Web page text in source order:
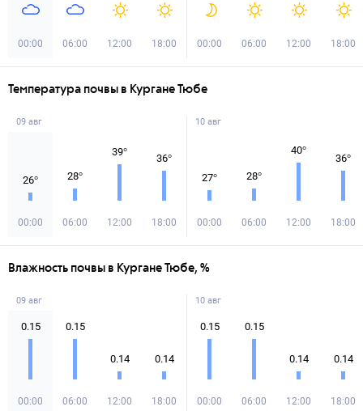
00:00 06:00 12:00 18:00 00:00 06:00 12:00 18:00
Температура почвы в Кургане Тюбе
09 авг
26°
00:00
28°
06:00
39°
12:00
36°
18:00
10 авг
27°
00:00
28°
06:00
40°
12:00
36°
18:00
Влажность почвы в Кургане Тюбе, %
09 авг
0.15
00:00
0.15
06:00
0.14
12:00
0.14
18:00
10 авг
0.15
00:00
0.15
06:00
0.14
12:00
0.14
18:00